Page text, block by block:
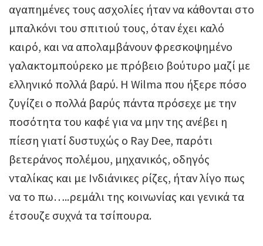
αγαπημένες τους ασχολίες ήταν να κάθονται στο
μπαλκόνι του σπιτιού τους, όταν έχει καλό
καιρό, και να απολαμβάνουν φρεσκοψημένο
γαλακτομπούρεκο με πρόβειο βούτυρο μαζί με
ελληνικό πολλά βαρύ. H Wilma που ήξερε πόσο
ζυγίζει ο πολλά βαρύς πάντα πρόσεχε με την
ποσότητα του καφέ για να μην της ανέβει η
πίεση γιατί δυστυχώς ο Ray Dee, παρότι
βετεράνος πολέμου, μηχανικός, οδηγός
νταλίκας και με Ινδιάνικες ρίζες, ήταν λίγο πως
να το πω…..ρεμάλι της κοινωνίας και γενικά τα
έτσουζε συχνά τα τσίπουρα.